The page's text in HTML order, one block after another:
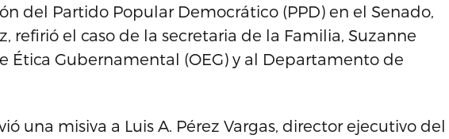
del Partido Popular Democrático (PPD) en el Senado,
refirió el caso de la secretaria de la Familia, Suzanne
Ética Gubernamental (OEG) y al Departamento de
una misiva a Luis A. Pérez Vargas, director ejecutivo del